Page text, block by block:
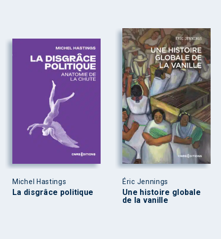
Michel Hastings
La disgrâce politique
Éric Jennings
Une histoire globale
de la vanille